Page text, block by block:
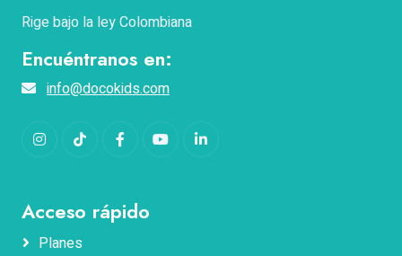
Rige bajo la ley Colombiana
Encuéntranos en:
info@docokids.com
InstagramTikTok FacebookYouTubeLinkedIn
Acceso rápido
Planes